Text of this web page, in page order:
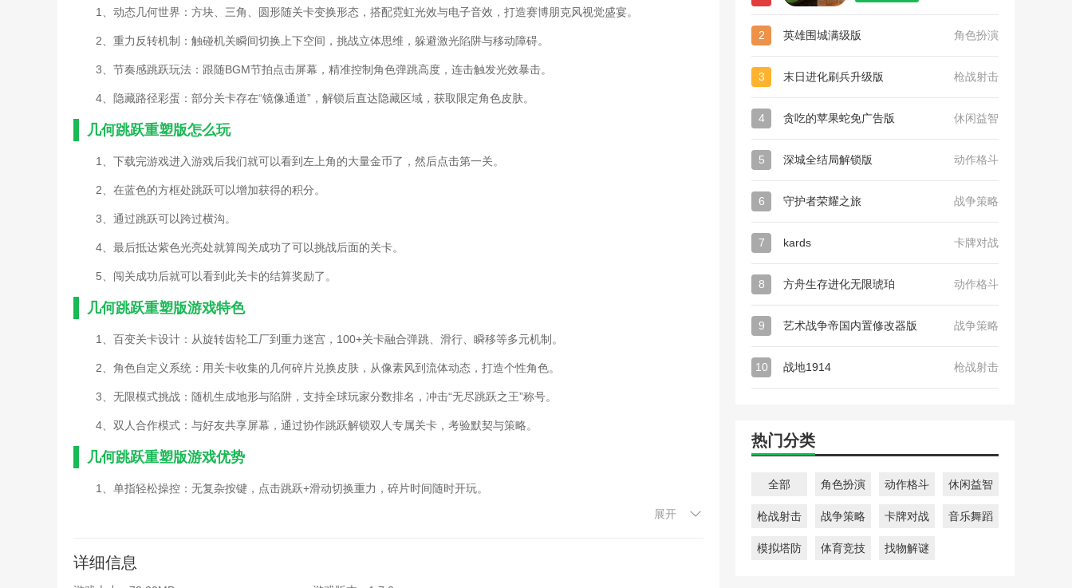
1、动态几何世界：方块、三角、圆形随关卡变换形态，搭配霓虹光效与电子音效，打造赛博朋克风视觉盛宴。
2、重力反转机制：触碰机关瞬间切换上下空间，挑战立体思维，躲避激光陷阱与移动障碍。
3、节奏感跳跃玩法：跟随BGM节拍点击屏幕，精准控制角色弹跳高度，连击触发光效暴击。
4、隐藏路径彩蛋：部分关卡存在“镜像通道”，解锁后直达隐藏区域，获取限定角色皮肤。
几何跳跃重塑版怎么玩
1、下载完游戏进入游戏后我们就可以看到左上角的大量金币了，然后点击第一关。
2、在蓝色的方框处跳跃可以增加获得的积分。
3、通过跳跃可以跨过横沟。
4、最后抵达紫色光亮处就算闯关成功了可以挑战后面的关卡。
5、闯关成功后就可以看到此关卡的结算奖励了。
几何跳跃重塑版游戏特色
1、百变关卡设计：从旋转齿轮工厂到重力迷宫，100+关卡融合弹跳、滑行、瞬移等多元机制。
2、角色自定义系统：用关卡收集的几何碎片兑换皮肤，从像素风到流体动态，打造个性角色。
3、无限模式挑战：随机生成地形与陷阱，支持全球玩家分数排名，冲击“无尽跳跃之王”称号。
4、双人合作模式：与好友共享屏幕，通过协作跳跃解锁双人专属关卡，考验默契与策略。
几何跳跃重塑版游戏优势
1、单指轻松操控：无复杂按键，点击跳跃+滑动切换重力，碎片时间随时开玩。
4、持续内容更新：每月新增主题关卡与角色皮肤，社区创意工坊支持玩家自制地图分享。
展开
详细信息
2 英雄围城满级版 角色扮演
3 末日进化刷兵升级版 枪战射击
4 贪吃的苹果蛇免广告版 休闲益智
5 深城全结局解锁版 动作格斗
6 守护者荣耀之旅 战争策略
7 kards 卡牌对战
8 方舟生存进化无限琥珀 动作格斗
9 艺术战争帝国内置修改器版 战争策略
10 战地1914 枪战射击
热门分类
全部 角色扮演 动作格斗 休闲益智
枪战射击 战争策略 卡牌对战 音乐舞蹈
模拟塔防 体育竞技 找物解谜